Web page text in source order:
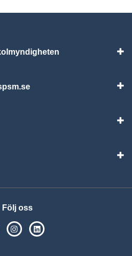
Följ oss
SPSM på Facebook
SPSM på Instagram